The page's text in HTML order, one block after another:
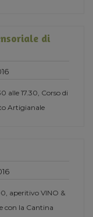
di
alle 17.30, Corso di
Artigianale
aperitivo VINO &
con la Cantina